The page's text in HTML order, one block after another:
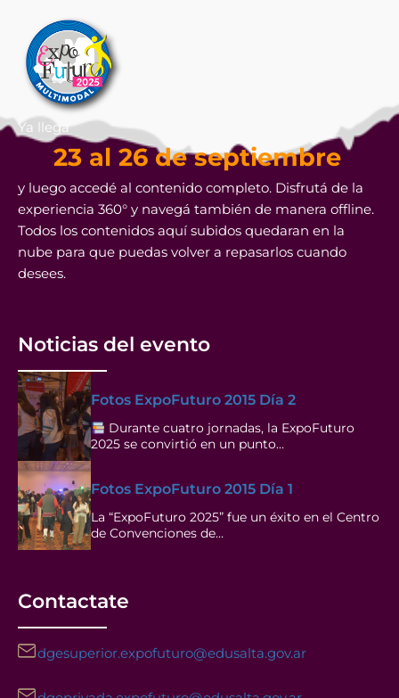
Ya llega
23 al 26 de septiembre
y luego accedé al contenido completo. Disfrutá de la
experiencia 360° y navegá también de manera offline.
Todos los contenidos aquí subidos quedaran en la
nube para que puedas volver a repasarlos cuando
desees.
Noticias del evento
Fotos ExpoFuturo 2015 Día 2
Durante cuatro jornadas, la ExpoFuturo
2025 se convirtió en un punto…
Fotos ExpoFuturo 2015 Día 1
La “ExpoFuturo 2025” fue un éxito en el Centro
de Convenciones de…
Contactate
dgesuperior.expofuturo@edusalta.gov.ar